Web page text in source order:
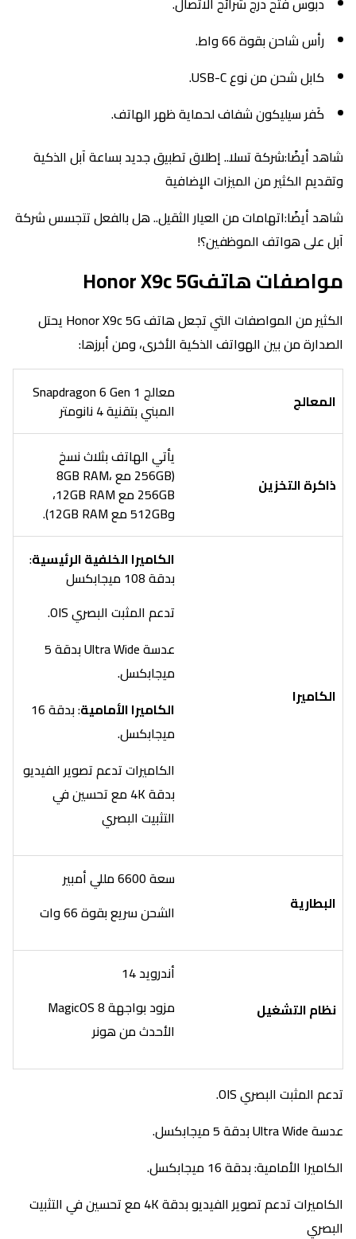
رأس شاحن بقوة 66 واط.
كابل شحن من نوع USB-C.
كَفر سيليكون شفاف لحماية ظهر الهاتف.
شاهد أيضًا:شركة تسلا.. إطلاق تطبيق جديد بساعة آبل الذكية
وتقديم الكثير من الميزات الإضافية
شاهد أيضًا:اتهامات من العيار الثقيل.. هل بالفعل تتجسس شركة
آبل على هواتف الموظفين؟!
مواصفات هاتفHonor X9c 5G
الكثير من المواصفات التي تجعل هاتف Honor X9c 5G يحتل
الصدارة من بين الهواتف الذكية الأخرى، ومن أبرزها:
المعالج
معالج Snapdragon 6 Gen 1
المبني بتقنية 4 نانومتر
ذاكرة التخزين
يأتي الهاتف بثلاث نسخ
(256GB مع 8GB RAM،
256GB مع 12GB RAM،
و512GB مع 12GB RAM).
الكاميرا
الكاميرا الخلفية الرئيسية:
بدقة 108 ميجابكسل
تدعم المثبت البصري OIS.
عدسة Ultra Wide بدقة 5
ميجابكسل.
الكاميرا الأمامية
: بدقة 16
ميجابكسل.
الكاميرات تدعم تصوير الفيديو
بدقة 4K مع تحسين في
التثبيت البصري
البطارية
سعة 6600 مللي أمبير
الشحن سريع بقوة 66 وات
نظام التشغيل
أندرويد 14
مزود بواجهة MagicOS 8
الأحدث من هونر
تدعم المثبت البصري OIS.
عدسة Ultra Wide بدقة 5 ميجابكسل.
الكاميرا الأمامية: بدقة 16 ميجابكسل.
الكاميرات تدعم تصوير الفيديو بدقة 4K مع تحسين في التثبيت
البصري